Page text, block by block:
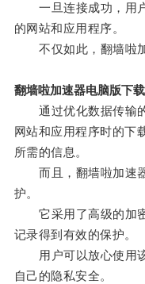
一旦连接成功，用户
的网站和应用程序。
不仅如此，翻墙啦加
翻墙啦加速器电脑版下载
通过优化数据传输的
网站和应用程序时的下
所需的信息。
而且，翻墙啦加速器
护。
它采用了高级的加密
记录得到有效的保护。
用户可以放心使用该
自己的隐私安全。